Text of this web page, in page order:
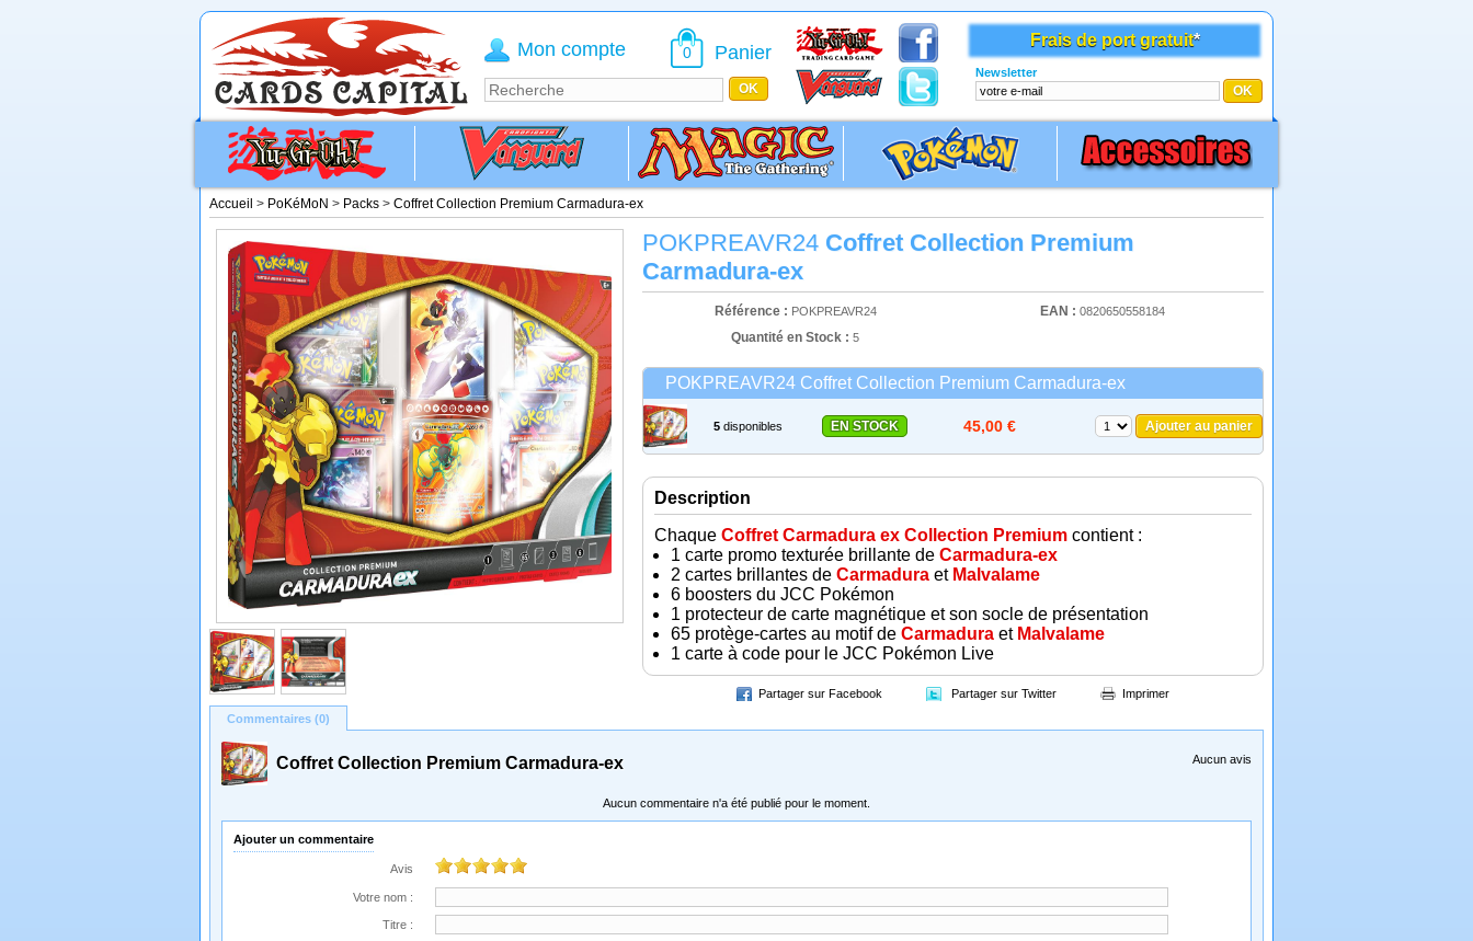
Accueil > PoKéMoN > Packs > Coffret Collection Premium Carmadura-ex
POKPREAVR24 Coffret Collection Premium
Carmadura-ex
Référence : POKPREAVR24 EAN : 0820650558184
Quantité en Stock : 5
POKPREAVR24 Coffret Collection Premium Carmadura-ex
5 disponibles EN STOCK 45,00 € Ajouter au panier
Description
Chaque Coffret Carmadura ex Collection Premiumcontient :
1 carte promo texturée brillante de Carmadura-ex
2 cartes brillantes de Carmadura et Malvalame
6 boosters du JCC Pokémon
1 protecteur de carte magnétique et son socle de présentation
65 protège-cartes au motif de Carmadura et Malvalame
1 carte à code pour le JCC Pokémon Live
Partager sur Facebook Partager sur Twitter
Imprimer
Commentaires (0)
Coffret Collection Premium Carmadura-ex Aucun avis
Aucun commentaire n'a été publié pour le moment.
Ajouter un commentaire
Avis
Votre nom :
Titre :
Frais de port gratuit*
Newsletter
Mon compte 0 Panier